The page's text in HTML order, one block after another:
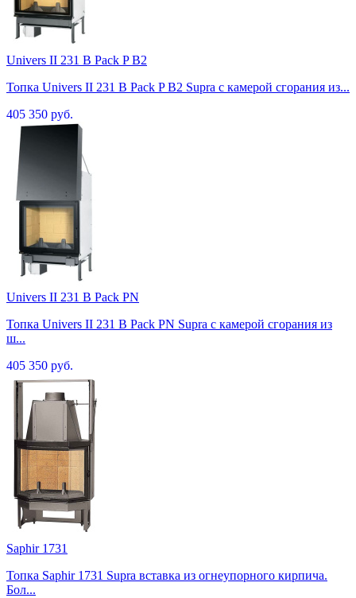
Univers II 231 B Pack P B2
Топка Univers II 231 B Pack P B2 Supra с камерой сгорания из...
405 350 руб.
Univers II 231 B Pack PN
Топка Univers II 231 B Pack PN Supra с камерой сгорания из
ш...
405 350 руб.
Saphir 1731
Топка Saphir 1731 Supra вставка из огнеупорного кирпича.
Бол...